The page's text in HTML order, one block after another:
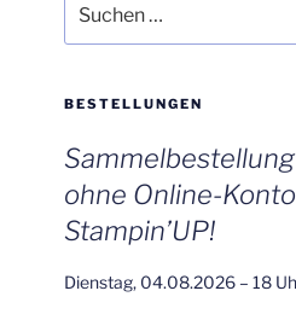
nach:
BESTELLUNGEN
ohne Online-
Stampin’UP!
Dienstag, 04.08.2026 – 18